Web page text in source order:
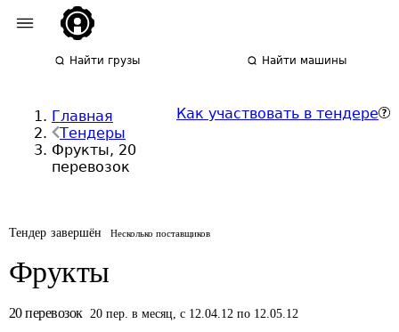
Найти грузы Найти машины
Главная
Тендеры
Фрукты, 20
перевозок
Как участвовать в тендере
Тендер завершён Несколько поставщиков
Фрукты
20 перевозок 20 пер. в месяц, с 12.04.12 по 12.05.12